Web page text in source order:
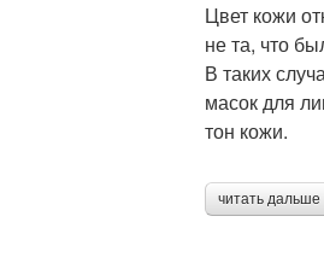
Цвет кожи
не та, что
В таких
масок для
тон кожи.
читать